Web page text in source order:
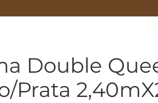
Double
Prata